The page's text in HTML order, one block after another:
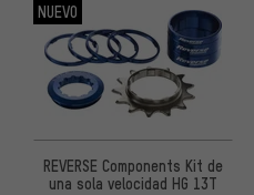
NUEVO
REVERSE Components Kit de
una sola velocidad HG 13T